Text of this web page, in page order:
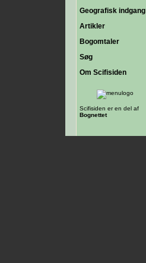
Geografisk indgang
Artikler
Bogomtaler
Søg
Om Scifisiden
Scifisiden er en del af
Bognettet